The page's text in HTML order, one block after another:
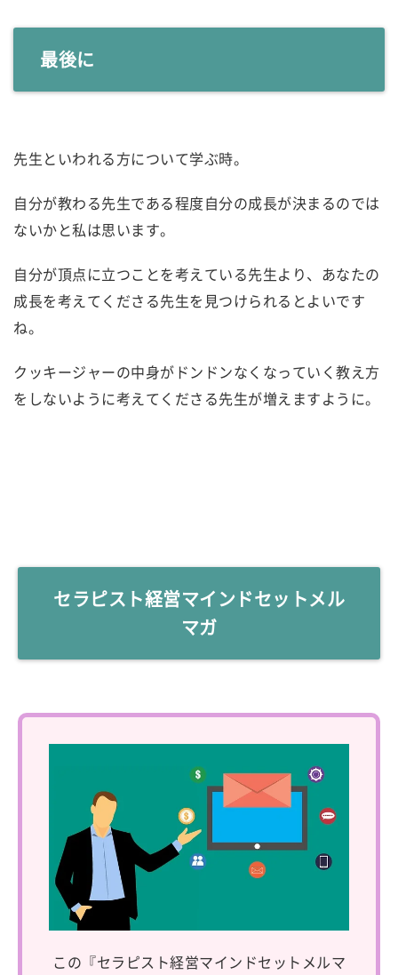
最後に
先生といわれる方について学ぶ時。
自分が教わる先生である程度自分の成長が決まるのでは
ないかと私は思います。
自分が頂点に立つことを考えている先生より、あなたの
成長を考えてくださる先生を見つけられるとよいです
ね。
クッキージャーの中身がドンドンなくなっていく教え方
をしないように考えてくださる先生が増えますように。
セラピスト経営マインドセットメル
マガ
この『セラピスト経営マインドセットメルマ